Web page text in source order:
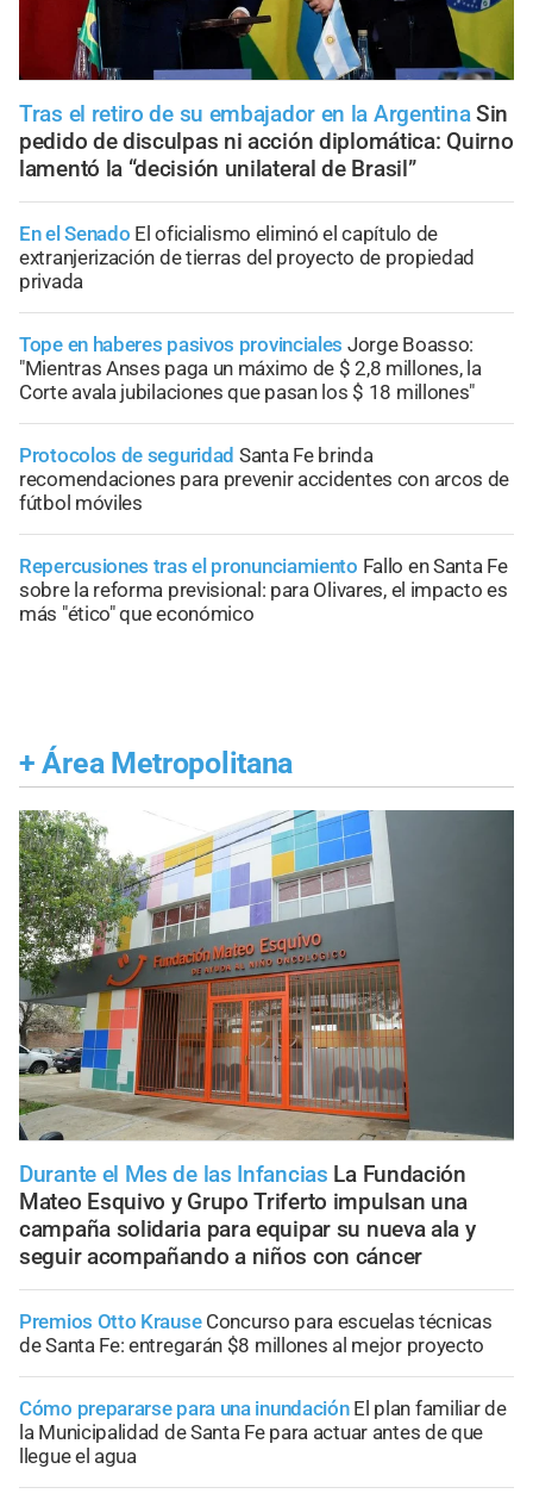
Tras el retiro de su embajador en la Argentina Sin
pedido de disculpas ni acción diplomática: Quirno
lamentó la “decisión unilateral de Brasil”
En el Senado El oficialismo eliminó el capítulo de
extranjerización de tierras del proyecto de propiedad
privada
Tope en haberes pasivos provinciales Jorge Boasso:
"Mientras Anses paga un máximo de $ 2,8 millones, la
Corte avala jubilaciones que pasan los $ 18 millones"
Protocolos de seguridad Santa Fe brinda
recomendaciones para prevenir accidentes con arcos de
fútbol móviles
Repercusiones tras el pronunciamiento Fallo en Santa Fe
sobre la reforma previsional: para Olivares, el impacto es
más "ético" que económico
+ Área Metropolitana
Durante el Mes de las Infancias La Fundación
Mateo Esquivo y Grupo Triferto impulsan una
campaña solidaria para equipar su nueva ala y
seguir acompañando a niños con cáncer
Premios Otto Krause Concurso para escuelas técnicas
de Santa Fe: entregarán $8 millones al mejor proyecto
Cómo prepararse para una inundación El plan familiar de
la Municipalidad de Santa Fe para actuar antes de que
llegue el agua